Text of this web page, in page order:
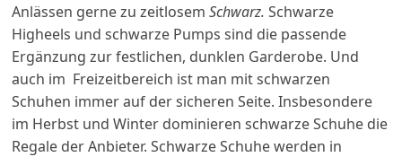
Anlässen gerne zu zeitlosemSchwarz.Schwarze
Higheels und schwarze Pumps sind die passende
Ergänzung zur festlichen, dunklen Garderobe. Und
auch im Freizeitbereich ist man mit schwarzen
Schuhen immer auf der sicheren Seite. Insbesondere
im Herbst und Winter dominieren schwarze Schuhe die
Regale der Anbieter. Schwarze Schuhe werden in